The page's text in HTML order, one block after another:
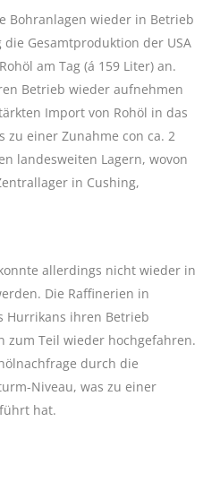
Bohranlagen wieder in Betrieb
Gesamtproduktion der USA
am Tag (á 159 Liter) an.
Betrieb wieder aufnehmen
Import von Rohöl in das
zu einer Zunahme con ca. 2
landesweiten Lagern, wovon
in Cushing,
allerdings nicht wieder in
Die Raffinerien in
Hurrikans ihren Betrieb
zum Teil wieder hochgefahren.
durch die
Niveau, was zu einer
hat.